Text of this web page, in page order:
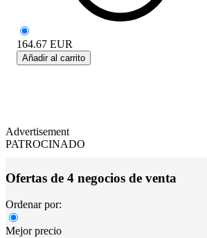
164.67 EUR
Añadir al carrito
Advertisement
PATROCINADO
Ofertas de 4 negocios de venta
Ordenar por:
Mejor precio